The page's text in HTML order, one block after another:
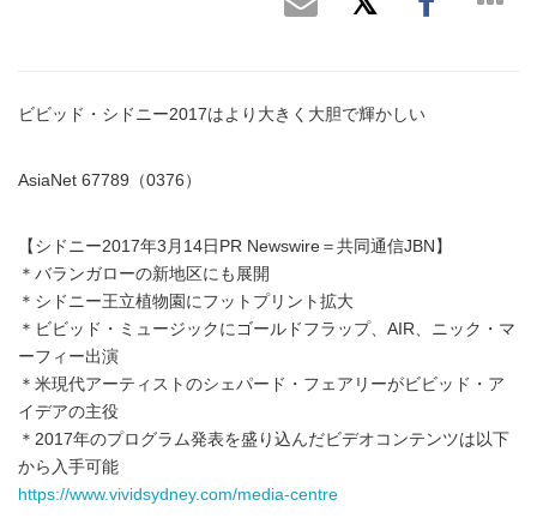
ビビッド・シドニー2017はより大きく大胆で輝かしい
AsiaNet 67789（0376）
【シドニー2017年3月14日PR Newswire＝共同通信JBN】
＊バランガローの新地区にも展開
＊シドニー王立植物園にフットプリント拡大
＊ビビッド・ミュージックにゴールドフラップ、AIR、ニック・マ
ーフィー出演
＊米現代アーティストのシェパード・フェアリーがビビッド・ア
イデアの主役
＊2017年のプログラム発表を盛り込んだビデオコンテンツは以下
から入手可能
https://www.vividsydney.com/media-centre